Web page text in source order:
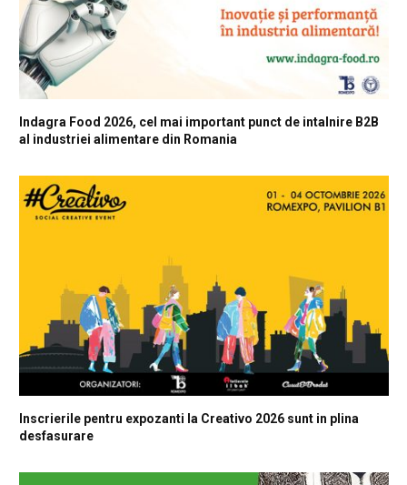
Indagra Food 2026, cel mai important punct de intalnire B2B
al industriei alimentare din Romania
Inscrierile pentru expozanti la Creativo 2026 sunt in plina
desfasurare